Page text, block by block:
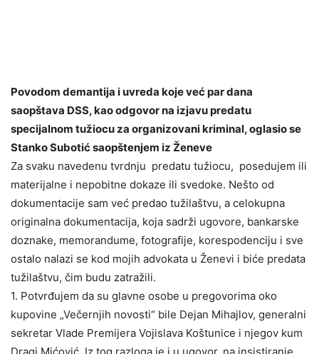
Povodom demantija i uvreda koje već par dana
saopštava DSS, kao odgovor na izjavu predatu
specijalnom tužiocu za organizovani kriminal, oglasio se
Stanko Subotić saopštenjem iz Ženeve
Za svaku navedenu tvrdnju predatu tužiocu, posedujem ili
materijalne i nepobitne dokaze ili svedoke. Nešto od
dokumentacije sam već predao tužilaštvu, a celokupna
originalna dokumentacija, koja sadrži ugovore, bankarske
doznake, memorandume, fotografije, korespodenciju i sve
ostalo nalazi se kod mojih advokata u Ženevi i biće predata
tužilaštvu, čim budu zatražili.
1. Potvrđujem da su glavne osobe u pregovorima oko
kupovine „Večernjih novosti“ bile Dejan Mihajlov, generalni
sekretar Vlade Premijera Vojislava Koštunice i njegov kum